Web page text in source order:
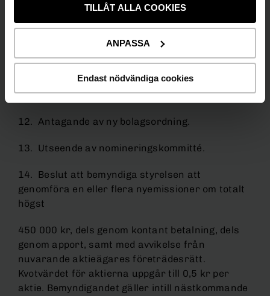
TILLÅT ALLA COOKIES
ANPASSA
Endast nödvändiga cookies
c) beslut om ansvarsfrihet för styrelsens
ledamöter och verkställande direktören.
11. Val av styrelseledamöter.
12. Antagande av ny bolagsordning.
13. Utseende av nomineringskommitté.
14. Beslut att bemyndiga styrelsen att
genomföra en eller flera nyemissioner om totalt
högst
450 000 kr, dels genom kontant betalning, dels
genom apport, samt med avvikelse från
nuvarande aktieägares företrädesrätt.
Kvotvärdet för aktierna uppgår till 0,5 kr per
aktie. Bemyndigandet gäller intill nästkommande